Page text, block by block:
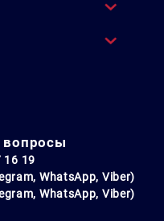
16 19
WhatsApp, Viber)
WhatsApp, Viber)